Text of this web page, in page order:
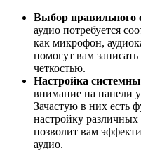
Выбор правильного
аудио потребуется
как микрофон,
помогут вам
четкостью.
Настройка
внимание на панели
Зачастую в них есть
настройку
позволит вам
аудио.